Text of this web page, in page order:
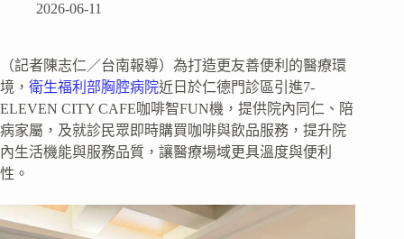
2026-06-11
（記者陳志仁／台南報導）為打造更友善便利的醫療環
境， 衛生福利部胸腔病院近日於仁德門診區引進7-
ELEVEN CITY CAFE咖啡智FUN機，提供院內同仁、陪
病家屬，及就診民眾即時購買咖啡與飲品服務，提升院
內生活機能與服務品質，讓醫療場域更具溫度與便利
性。